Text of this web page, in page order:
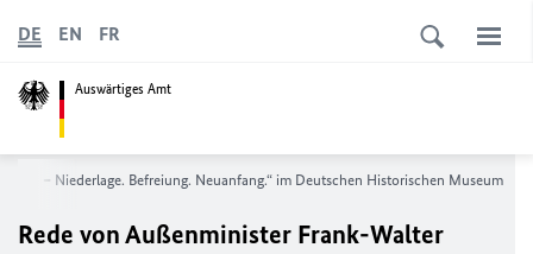
Auswärtiges Amt
DE EN FR
– Niederlage. Befreiung. Neuanfang.“ im Deutschen Historischen Museum
Rede von Außenminister Frank-Walter